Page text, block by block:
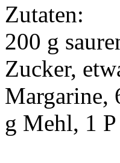
Zutaten:
200 g
Zucker,
Margarine,
g Mehl, 1